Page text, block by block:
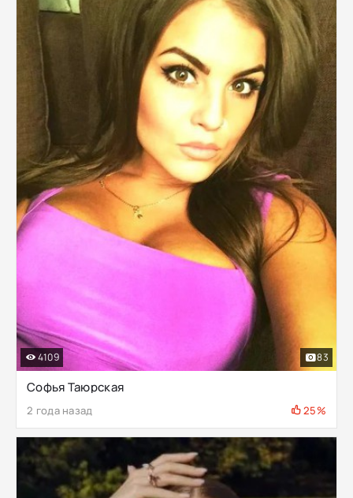
Софья Таюрская
2 года назад 25%
4109 83